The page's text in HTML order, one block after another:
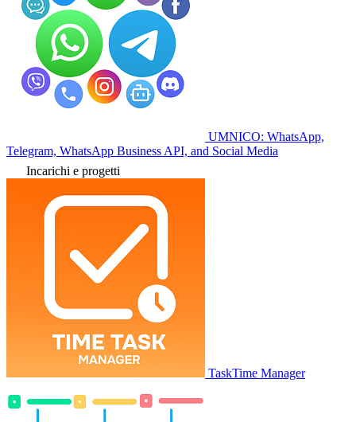
UMNICO: WhatsApp,
Telegram, WhatsApp Business API, and Social Media
Incarichi e progetti
TaskTime Manager